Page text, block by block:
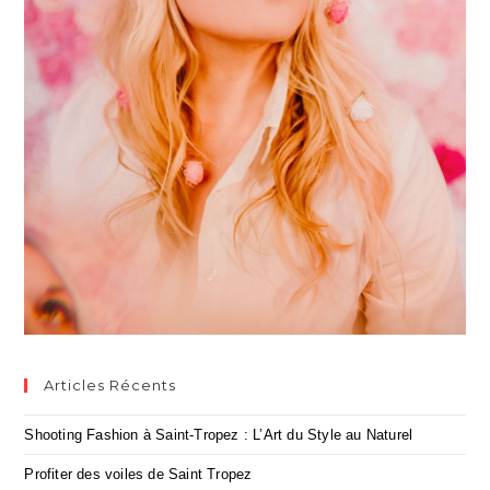
Articles Récents
Shooting Fashion à Saint-Tropez : L’Art du Style au Naturel
Profiter des voiles de Saint Tropez